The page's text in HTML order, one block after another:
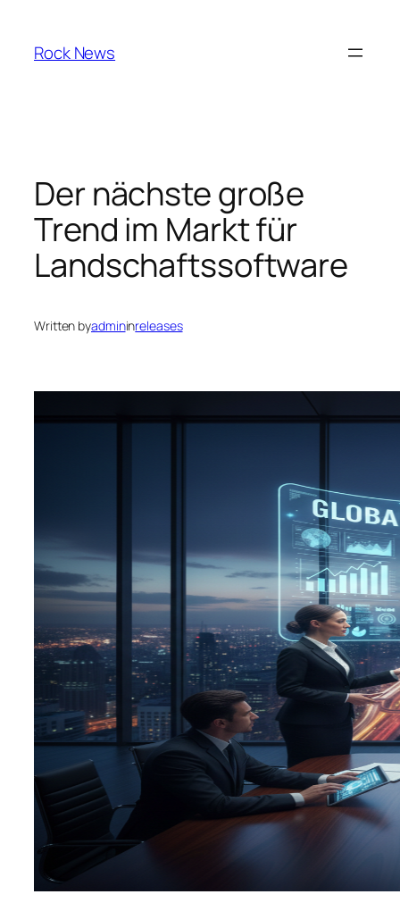
content
Rock News
Der nächste große
Trend im Markt für
Landschaftssoftware
Written byadmininreleases